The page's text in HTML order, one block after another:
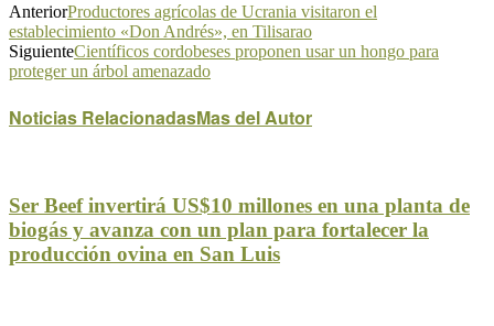
AnteriorProductores agrícolas de Ucrania visitaron el
establecimiento «Don Andrés», en Tilisarao
SiguienteCientíficos cordobeses proponen usar un hongo para
proteger un árbol amenazado
Noticias RelacionadasMas del Autor
Ser Beef invertirá US$10 millones en una planta de
biogás y avanza con un plan para fortalecer la
producción ovina en San Luis